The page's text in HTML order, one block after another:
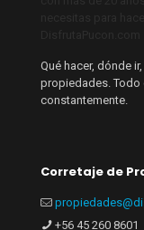
Qué hacer, dónde
propiedades. Todo
constantemente.
Corretaje de
+56 45 260 8601